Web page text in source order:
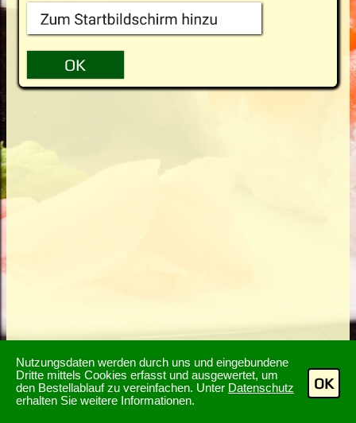
Nutzungsdaten werden durch uns und eingebundene
Dritte mittels Cookies erfasst und ausgewertet, um
den Bestellablauf zu vereinfachen. Unter Datenschutz
erhalten Sie weitere Informationen.
OK